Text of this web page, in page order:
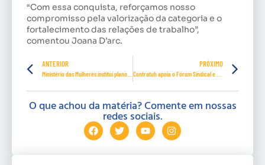
“Com essa conquista, reforçamos nosso
compromisso pela valorização da categoria e o
fortalecimento das relações de trabalho”,
comentou Joana D’arc.
ANTERIOR PRÓXIMO
O que achou da matéria? Comente em nossas
redes sociais.